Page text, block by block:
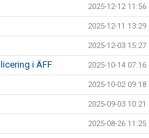
2025-12-12 11:56
2025-12-11 13:29
2025-12-03 15:27
i ÄFF 2025-10-14 07:16
2025-10-02 09:18
2025-09-03 10:21
2025-08-26 11:25